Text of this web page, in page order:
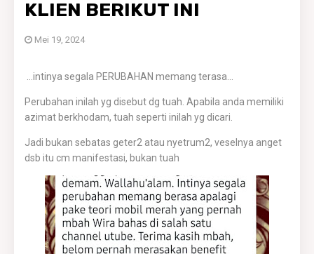
KLIEN BERIKUT INI
Mei 19, 2024
...intinya segala PERUBAHAN memang terasa...
Perubahan inilah yg disebut dg tuah. Apabila anda memiliki
azimat berkhodam, tuah seperti inilah yg dicari.
Jadi bukan sebatas geter2 atau nyetrum2, veselnya anget
dsb itu cm manifestasi, bukan tuah